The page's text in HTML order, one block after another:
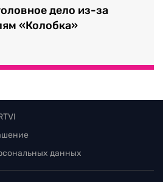
дело из-за
«Колобка»
данных